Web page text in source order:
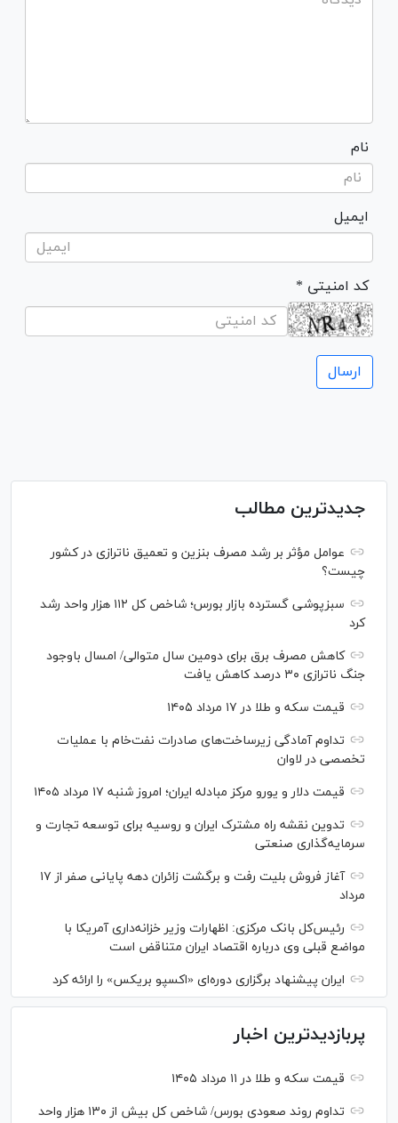
نام
ایمیل
* کد امنیتی
جدیدترین مطالب
عوامل مؤثر بر رشد مصرف بنزین و تعمیق ناترازی در کشور
چیست؟
سبزپوشی گسترده بازار بورس؛ شاخص کل ۱۱۲ هزار واحد رشد
کرد
کاهش مصرف برق برای دومین سال متوالی/ امسال باوجود
جنگ ناترازی ۳۰ درصد کاهش یافت
قیمت سکه و طلا در ۱۷ مرداد ۱۴۰۵
تداوم آمادگی زیرساخت‌های صادرات نفت‌خام با عملیات
تخصصی در لاوان
قیمت دلار و یورو مرکز مبادله ایران؛ امروز شنبه ۱۷ مرداد ۱۴۰۵
تدوین نقشه راه مشترک ایران و روسیه برای توسعه تجارت و
سرمایه‌گذاری صنعتی
آغاز فروش بلیت رفت و برگشت زائران دهه پایانی صفر از ۱۷
مرداد
رئیس‌کل بانک مرکزی: اظهارات وزیر خزانه‌داری آمریکا با
مواضع قبلی وی درباره اقتصاد ایران متناقض است
ایران پیشنهاد برگزاری دوره‌ای «اکسپو بریکس» را ارائه کرد
پربازدیدترین اخبار
قیمت سکه و طلا در ۱۱ مرداد ۱۴۰۵
تداوم روند صعودی بورس/ شاخص کل بیش از ۱۳۰ هزار واحد